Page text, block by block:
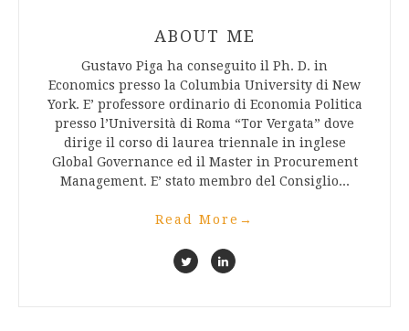
ABOUT ME
Gustavo Piga ha conseguito il Ph. D. in
Economics presso la Columbia University di New
York. E’ professore ordinario di Economia Politica
presso l’Università di Roma “Tor Vergata” dove
dirige il corso di laurea triennale in inglese
Global Governance ed il Master in Procurement
Management. E’ stato membro del Consiglio...
Read More →